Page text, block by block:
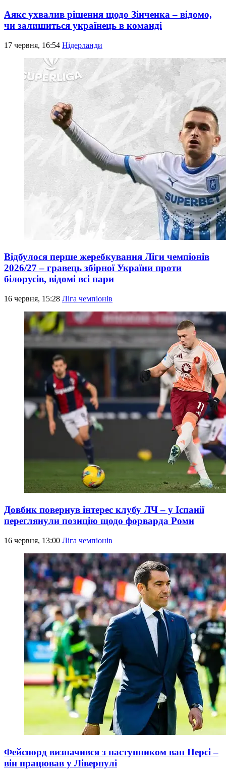
Аякс ухвалив рішення щодо Зінченка – відомо,
чи залишиться українець в команді
17 червня, 16:54 Нідерланди
Відбулося перше жеребкування Ліги чемпіонів
2026/27 – гравець збірної України проти
білорусів, відомі всі пари
16 червня, 15:28 Ліга чемпіонів
Довбик повернув інтерес клубу ЛЧ – у Іспанії
переглянули позицію щодо форварда Роми
16 червня, 13:00 Ліга чемпіонів
Фейєнорд визначився з наступником ван Персі –
він працював у Ліверпулі